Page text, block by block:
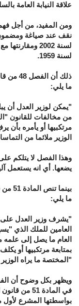
علاقة النيابة العامة
ومن المفيد، من أجل فهم
لسنة 1959.
ما يلي:
"يمكن لوزير العدل أن
من مخالفات للقانون
مرتكبيها أو يأمره بأن
الوزير ملائما من
وهذا الفصل لا يتلكم
يضعها. أي انه يستعمل
ما يلي:
"يشرف وزير العدل على
العامين للملك الذي
العام ما يصل إلى علمه
بمتابعة مرتكبيها أو
"المختصة ما يراه
ويظهر بكل وضوح أن
بواسطتها المشرع